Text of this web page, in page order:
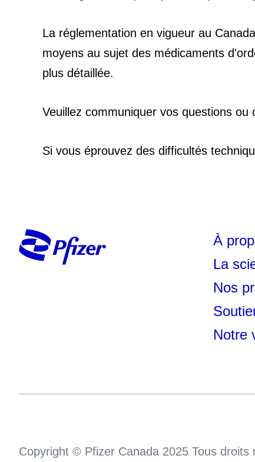
La réglementation en vigueur au
moyens au sujet des médicaments
plus détaillée.
Veuillez communiquer vos questions ou
Si vous éprouvez des difficultés
À
La
Nos
Notre
Copyright © Pfizer Canada 2025 Tous